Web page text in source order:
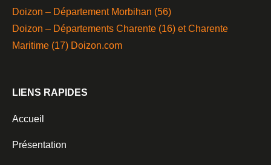
Doizon – Département Morbihan (56)
Doizon – Départements Charente (16) et Charente
Maritime (17) Doizon.com
LIENS RAPIDES
Accueil
Présentation